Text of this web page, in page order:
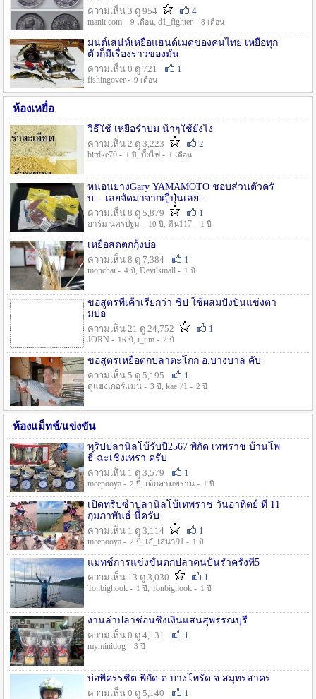
ความเห็น 3 ดู 954
4
manit.com - 9 เดือน, d1_fighter - 8 เดือน
มนต์เสน่ห์เหยื่อแฮนด์เมดของคนไทย เหยื่อทุก
ตัวก็มีเรื่องราวของมัน
ความเห็น 0 ดู 721
1
fishingover - 9 เดือน
ห้องเหยื่อ
วิธืใช้ เหยื่อรำบ่ม น้าๆใช้ยังไง
ความเห็น 2 ดู 3,223
2
birdke70 - 1 ปี , บั้งไฟ - 1 เดือน
หนอนยางGary YAMAMOTO ชอบส่วนตัวครั
บ... เลยจัดมาจากญี่ปุ่นเลย..
ความเห็น 8 ดู 5,879
1
อาร์ม นครปฐม - 10 ปี , ดิน117 - 1 ปี
เหยื่อสดตกกุ้งบ่อ
ความเห็น 8 ดู 7,384
1
monchai - 4 ปี , Devilsmall - 1 ปี
ขอสูตรที่เค้าเรียกว่า ชิป ใช้ผสมปังปั่นแข่งตา
มบ่อ
ความเห็น 21 ดู 24,752
1
JORN - 16 ปี , i_tim - 2 ปี
ขอสูตรเหยื่อตกปลาตะโกก อ.บางบาล คับ
ความเห็น 5 ดู 5,195
1
ตู่แฮงเกอร์แมน - 3 ปี , kae 71 - 2 ปี
ห้องแม็ทช์/แข่งขัน
ทริปปลานิลโบ้รับปี2567 พิกัด เทพราช บ้านโพ
ธิ์ ฉะเชิงเทรา ครับ
ความเห็น 1 ดู 3,579
1
meepooya - 2 ปี , เด็กสามพราน - 1 ปี
เปิดทริปซ้ำปลานิลโบ้เทพราช วันอาทิตย์ ที่ 11
กุมภาพันธ์ นี้ครับ
ความเห็น 1 ดู 3,114
1
meepooya - 2 ปี , เอ๋_เสนา91 - 1 ปี
แมทช์การแข่งขั้นตกปลาคนปั้นรำครั้งที่5
ความเห็น 13 ดู 3,030
1
Tonbighook - 1 ปี , Tonbighook - 1 ปี
งานล่าปลาช่อนชิงเงินแสนสุพรรณบุรี
ความเห็น 0 ดู 4,131
1
myminidog - 3 ปี
บ่อพี่ครรชิต พิกัด ต.บางโทรัด จ.สมุทรสาคร
ความเห็น 0 ดู 5,140
1